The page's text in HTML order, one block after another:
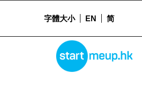
字體大小 EN 简